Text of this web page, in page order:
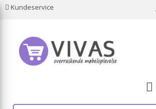
Kundeservice